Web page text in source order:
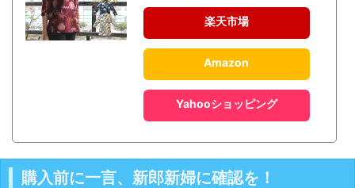
楽天市場
Amazon
Yahooショッピング
購入前に一言、新郎新婦に確認を！